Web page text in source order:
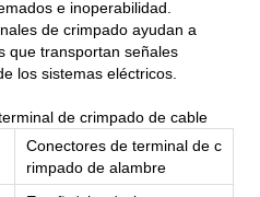
e inoperabilidad.
de crimpado ayudan a
que transportan señales
los sistemas eléctricos.
de crimpado de cable
Conectores de terminal de c
rimpado de alambre